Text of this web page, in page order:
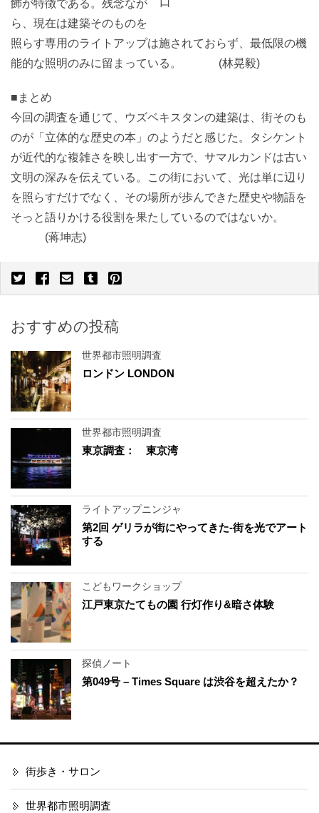
飾が特徴である。残念なが
ら、現在は建築そのものを
照らす専用のライトアップは施されておらず、最低限の機
能的な照明のみに留まっている。 (林晃毅)
■まとめ
今回の調査を通じて、ウズベキスタンの建築は、街そのも
のが「立体的な歴史の本」のようだと感じた。タシケント
が近代的な複雑さを映し出す一方で、サマルカンドは古い
文明の深みを伝えている。この街において、光は単に辺り
を照らすだけでなく、その場所が歩んできた歴史や物語を
そっと語りかける役割を果たしているのではないか。
(蒋坤志)
おすすめの投稿
世界都市照明調査
ロンドン LONDON
世界都市照明調査
東京調査： 東京湾
ライトアップニンジャ
第2回 ゲリラが街にやってきた-街を光でアート
する
こどもワークショップ
江戸東京たてもの園 行灯作り&暗さ体験
探偵ノート
第049号 – Times Square は渋谷を超えたか？
街歩き・サロン
世界都市照明調査